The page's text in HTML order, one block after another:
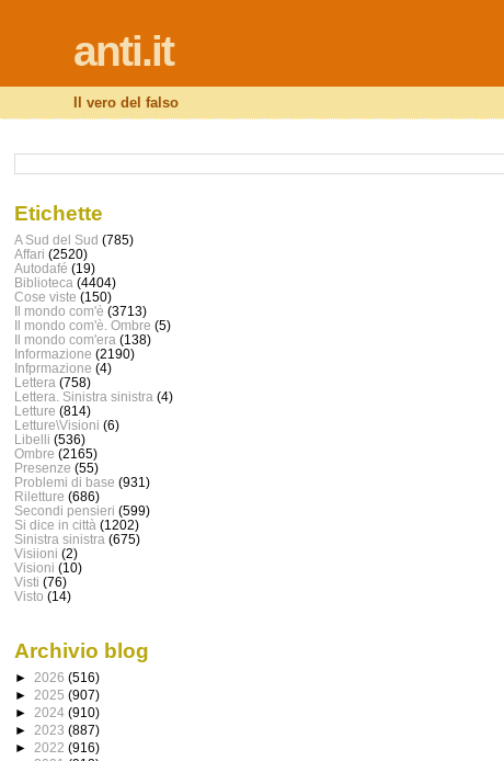
anti.it
Il vero del falso
Etichette
A Sud del Sud (785)
Affari (2520)
Autodafé (19)
Biblioteca (4404)
Cose viste (150)
Il mondo com'è (3713)
Il mondo com'è. Ombre (5)
Il mondo com'era (138)
Informazione (2190)
Infprmazione (4)
Lettera (758)
Lettera. Sinistra sinistra (4)
Letture (814)
Letture\Visioni (6)
Libelli (536)
Ombre (2165)
Presenze (55)
Problemi di base (931)
Riletture (686)
Secondi pensieri (599)
Si dice in città (1202)
Sinistra sinistra (675)
Visiioni (2)
Visioni (10)
Visti (76)
Visto (14)
Archivio blog
► 2026 (516)
► 2025 (907)
► 2024 (910)
► 2023 (887)
► 2022 (916)